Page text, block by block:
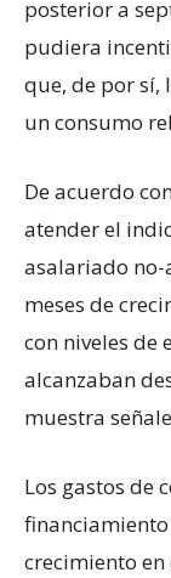
posterior a
pudiera
que, de por sí,
un consumo
De acuerdo
atender el
asalariado
meses de
con niveles de
alcanzaban
muestra
Los gastos de
crecimiento